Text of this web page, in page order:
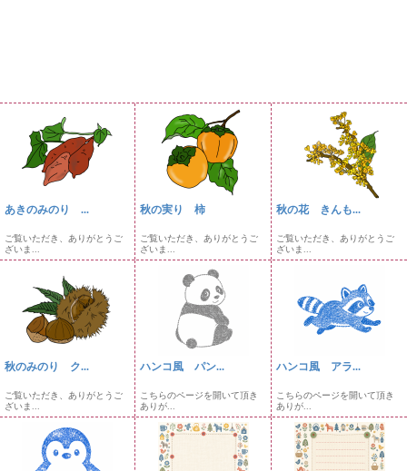
あきのみのり ...
ご覧いただき、ありがとうご
ざいま...
秋の実り 柿
ご覧いただき、ありがとうご
ざいま...
秋の花 きんも...
ご覧いただき、ありがとうご
ざいま...
秋のみのり ク...
ご覧いただき、ありがとうご
ざいま...
ハンコ風 パン...
こちらのページを開いて頂き
ありが...
ハンコ風 アラ...
こちらのページを開いて頂き
ありが...